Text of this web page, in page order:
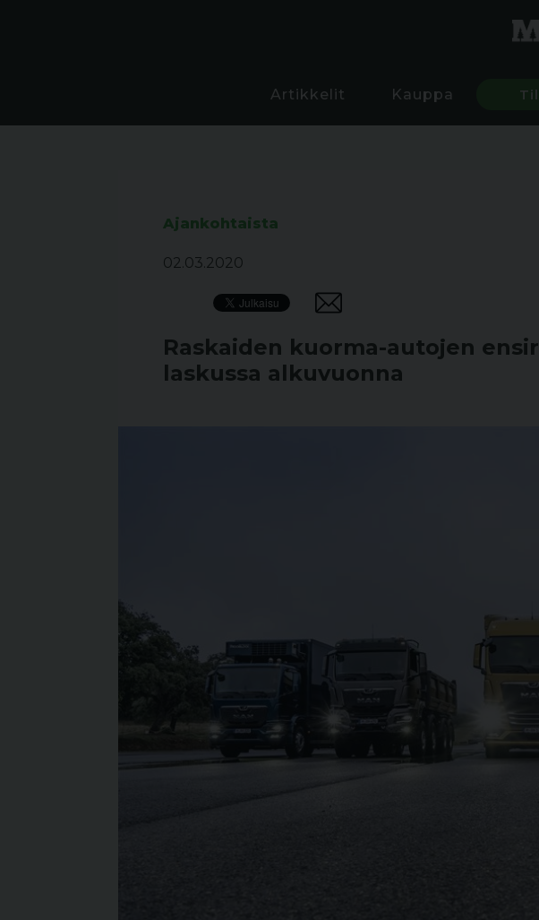
Artikkelit Kauppa
Ajankohtaista
02.03.2020
Raskaiden kuorma-autojen
laskussa alkuvuonna